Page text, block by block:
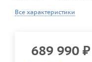
Все характеристики
689 990 ₽